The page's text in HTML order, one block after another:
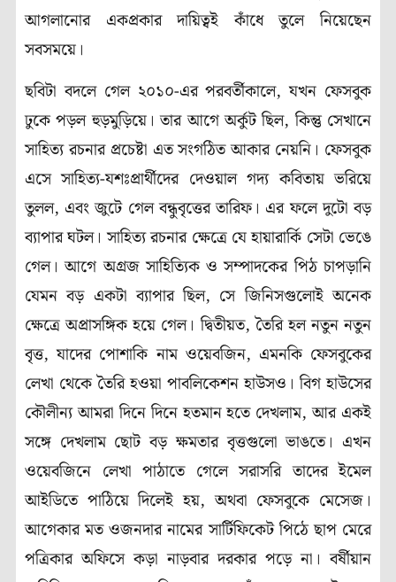
আগলানোর একপ্রকার দায়িত্বই কাঁধে তুলে নিয়েছেন
সবসময়ে।
ছবিটা বদলে গেল ২০১০-এর পরবর্তীকালে, যখন ফেসবুক
ঢুকে পড়ল হুড়মুড়িয়ে। তার আগে অর্কুট ছিল, কিন্তু সেখানে
সাহিত্য রচনার প্রচেষ্টা এত সংগঠিত আকার নেয়নি। ফেসবুক
এসে সাহিত্য-যশঃপ্রার্থীদের দেওয়াল গদ্য কবিতায় ভরিয়ে
তুলল, এবং জুটে গেল বন্ধুবৃত্তের তারিফ। এর ফলে দুটো বড়
ব্যাপার ঘটল। সাহিত্য রচনার ক্ষেত্রে যে হায়ারার্কি সেটা ভেঙে
গেল। আগে অগ্রজ সাহিত্যিক ও সম্পাদকের পিঠ চাপড়ানি
যেমন বড় একটা ব্যাপার ছিল, সে জিনিসগুলোই অনেক
ক্ষেত্রে অপ্রাসঙ্গিক হয়ে গেল। দ্বিতীয়ত, তৈরি হল নতুন নতুন
বৃত্ত, যাদের পোশাকি নাম ওয়েবজিন, এমনকি ফেসবুকের
লেখা থেকে তৈরি হওয়া পাবলিকেশন হাউসও। বিগ হাউসের
কৌলীন্য আমরা দিনে দিনে হতমান হতে দেখলাম, আর একই
সঙ্গে দেখলাম ছোট বড় ক্ষমতার বৃত্তগুলো ভাঙতে। এখন
ওয়েবজিনে লেখা পাঠাতে গেলে সরাসরি তাদের ইমেল
আইডিতে পাঠিয়ে দিলেই হয়, অথবা ফেসবুকে মেসেজ।
আগেকার মত ওজনদার নামের সার্টিফিকেট পিঠে ছাপ মেরে
পত্রিকার অফিসে কড়া নাড়বার দরকার পড়ে না। বর্ষীয়ান